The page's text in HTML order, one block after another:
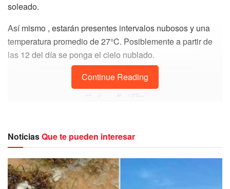
soleado.
Así mismo , estarán presentes intervalos nubosos y una
temperatura promedio de 27°C. Posiblemente a partir de
las 12 del día se ponga el cielo nublado.
Continue Reading
NoticiasQue te pueden interesar